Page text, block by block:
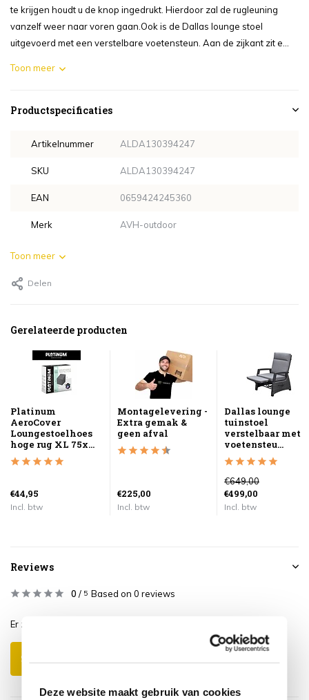
Deze website maakt gebruik van cookies
te krijgen houdt u de knop ingedrukt. Hierdoor zal de rugleuning
vanzelf weer naar voren gaan.Ook is de Dallas lounge stoel
uitgevoerd met een verstelbare voetensteun. Aan de zijkant zit e...
Toon meer
Productspecificaties
Artikelnummer ALDA130394247
SKU ALDA130394247
EAN 0659424245360
Merk AVH-outdoor
Toon meer
Delen
Gerelateerde producten
Platinum
AeroCover
Loungestoelhoes
hoge rug XL 75x...
€44,95
Incl. btw
Montagelevering -
Extra gemak &
geen afval
€225,00
Incl. btw
Dallas lounge
tuinstoel
verstelbaar met
voetensteu...
€649,00
€499,00
Incl. btw
Reviews
0 / 5 Based on 0 reviews
Er zijn nog geen reviews geschreven over dit product..
Schrijf je eigen review